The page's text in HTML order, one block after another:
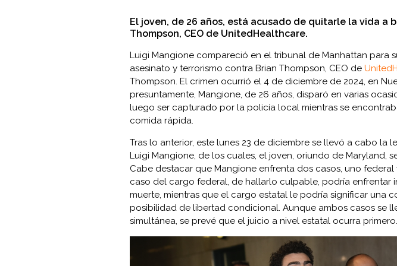
El joven, de 26 años, está acusado de quitarle la vida a
Thompson, CEO de UnitedHealthcare.
Luigi Mangione compareció en el tribunal de Manhattan para
asesinato y terrorismo contra Brian Thompson, CEO de
Thompson. El crimen ocurrió el 4 de diciembre de 2024, en
presuntamente, Mangione, de 26 años, disparó en varias
luego ser capturado por la policía local mientras se
comida rápida.
Tras lo anterior, este lunes 23 de diciembre se llevó a cabo la
Luigi Mangione, de los cuales, el joven, oriundo de Maryland,
Cabe destacar que Mangione enfrenta dos casos, uno federal
caso del cargo federal, de hallarlo culpable, podría enfrentar
muerte, mientras que el cargo estatal le podría significar una
posibilidad de libertad condicional. Aunque ambos casos se
simultánea, se prevé que el juicio a nivel estatal ocurra primero.